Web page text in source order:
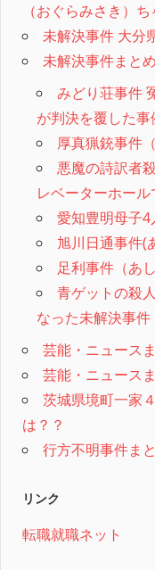
（おぐらみさき）
未解決事件 大分
未解決事件まとめ
みどり荘事件
が判決を覆した
厚真猟銃事件
悪魔の詩訳者
レベーターホー
愛知豊明母子
旭川日通事件(
足利事件（あ
青ゲットの殺
なった未解決事件
芸能・ニュース
芸能・ニュース
茨城県境町一家
は？？
行方不明事件ま
リンク
転職就職ネット